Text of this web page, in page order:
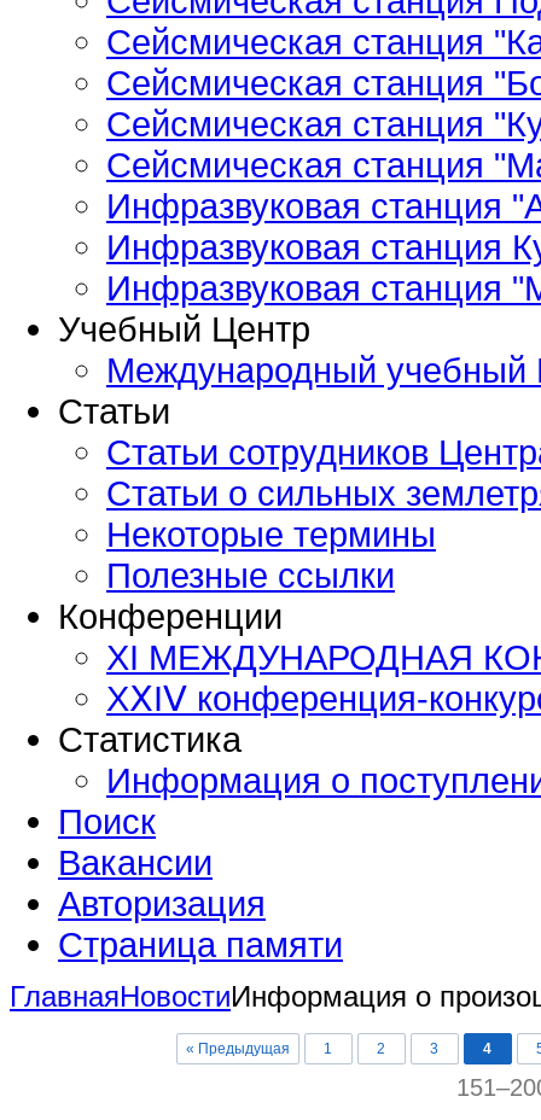
Сейсмическая станция
Сейсмическая станция
Сейсмическая станция
Сейсмическая станция
Инфразвуковая станция
Инфразвуковая станция
Инфразвуковая станция
Учебный Центр
Международный
Статьи
Статьи сотрудников
Статьи о сильных
Некоторые термины
Полезные ссылки
Конференции
XI МЕЖДУНАРОДНАЯ
ХⅩΙⅤ конференция-
Статистика
Информация о
Поиск
Вакансии
Авторизация
Страница памяти
ГлавнаяНовостиИнформация о
« Предыдущая 1 2 3 4